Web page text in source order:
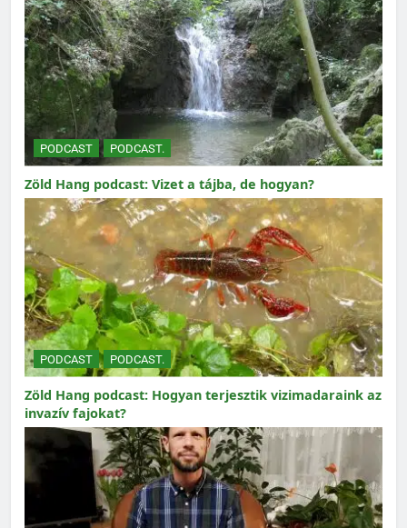
PODCAST PODCAST.
Zöld Hang podcast: Vizet a tájba, de hogyan?
PODCAST PODCAST.
Zöld Hang podcast: Hogyan terjesztik vizimadaraink az
invazív fajokat?